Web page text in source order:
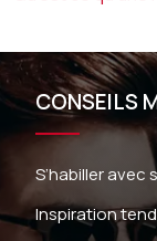
CONSEILS
S’habiller avec
Inspiration